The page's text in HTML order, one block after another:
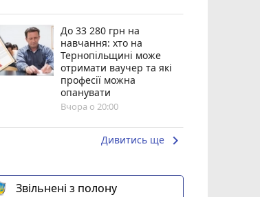
До 33 280 грн на
навчання: хто на
Тернопільщині може
отримати ваучер та які
професії можна
опанувати
Вчора о 20:00
Дивитись ще keyboard_arrow_right
Звільнені з полону